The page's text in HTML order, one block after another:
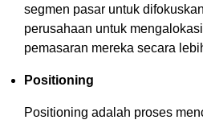
segmen pasar untuk
perusahaan untuk
pemasaran mereka secara
Positioning
Positioning adalah proses